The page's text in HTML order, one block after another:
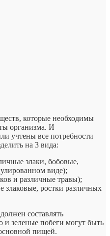
которые необходимы
организма. И
учтены все потребности
на 3 вида:
злаки, бобовые,
виде);
и различные травы);
злаковые, ростки различных
составлять
зеленые побеги могут быть
пищей.